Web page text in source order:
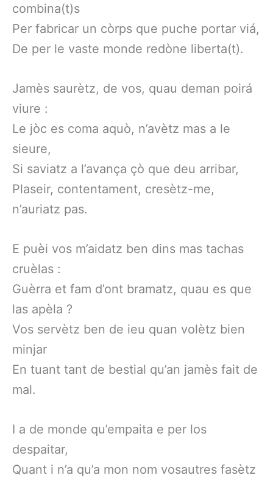
combina(t)s
Per fabricar un còrps que puche portar viá,
De per le vaste monde redòne liberta(t).
Jamès saurètz, de vos, quau deman poirá
viure :
Le jòc es coma aquò, n’avètz mas a le
sieure,
Si saviatz a l’avança çò que deu arribar,
Plaseir, contentament, cresètz-me,
n’auriatz pas.
E puèi vos m’aidatz ben dins mas tachas
cruèlas :
Guèrra et fam d’ont bramatz, quau es que
las apèla ?
Vos servètz ben de ieu quan volètz bien
minjar
En tuant tant de bestial qu’an jamès fait de
mal.
I a de monde qu’empaita e per los
despaitar,
Quant i n’a qu’a mon nom vosautres fasètz